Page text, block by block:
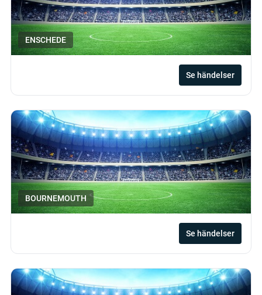
ENSCHEDE
Se händelser
BOURNEMOUTH
Se händelser